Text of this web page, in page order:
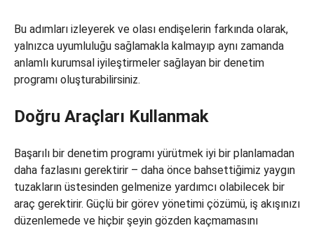
Bu adımları izleyerek ve olası endişelerin farkında olarak,
yalnızca uyumluluğu sağlamakla kalmayıp aynı zamanda
anlamlı kurumsal iyileştirmeler sağlayan bir denetim
programı oluşturabilirsiniz.
Doğru Araçları Kullanmak
Başarılı bir denetim programı yürütmek iyi bir planlamadan
daha fazlasını gerektirir – daha önce bahsettiğimiz yaygın
tuzakların üstesinden gelmenize yardımcı olabilecek bir
araç gerektirir. Güçlü bir görev yönetimi çözümü, iş akışınızı
düzenlemede ve hiçbir şeyin gözden kaçmamasını